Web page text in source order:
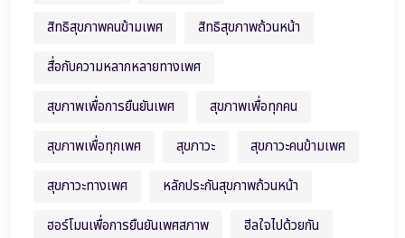
สิทธิสุขภาพคนข้ามเพศ
สิทธิสุขภาพถ้วนหน้า
สื่อกับความหลากหลายทางเพศ
สุขภาพเพื่อการยืนยันเพศ
สุขภาพเพื่อทุกคน
สุขภาพเพื่อทุกเพศ
สุขภาวะ
สุขภาวะคนข้ามเพศ
สุขภาวะทางเพศ
หลักประกันสุขภาพถ้วนหน้า
ฮอร์โมนเพื่อการยืนยันเพศสภาพ
ฮีลใจไปด้วยกัน